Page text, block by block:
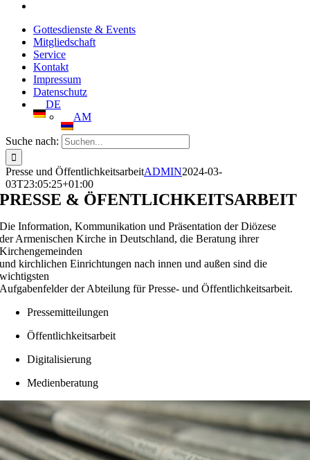
Gottesdienste & Events
Mitgliedschaft
Service
Kontakt
Impressum
Datenschutz
DE
AM
Suche nach:
Presse und ÖffentlichkeitsarbeitADMIN2024-03-
03T23:05:25+01:00
PRESSE & ÖFENTLICHKEITSARBEIT
Die Information, Kommunikation und Präsentation der Diözese
der Armenischen Kirche in Deutschland, die Beratung ihrer
Kirchengemeinden
und kirchlichen Einrichtungen nach innen und außen sind die
wichtigsten
Aufgabenfelder der Abteilung für Presse- und Öffentlichkeitsarbeit.
Pressemitteilungen
Öffentlichkeitsarbeit
Digitalisierung
Medienberatung